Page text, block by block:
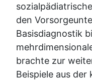
den
Basisdiagnostik
brachte zur
Beispiele aus